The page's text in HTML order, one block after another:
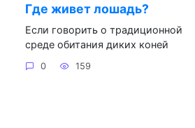
Где живет лошадь?
Если говорить о традиционной
среде обитания диких коней
0 159